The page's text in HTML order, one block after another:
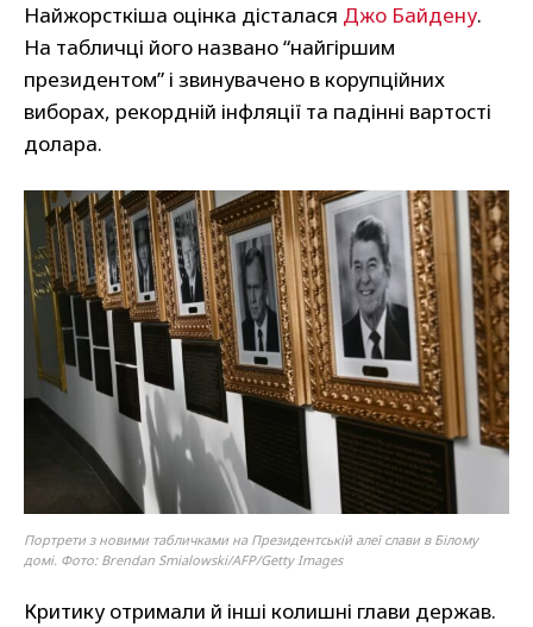
Найжорсткіша оцінка дісталася Джо Байдену.
На табличці його названо “найгіршим
президентом” і звинувачено в корупційних
виборах, рекордній інфляції та падінні вартості
долара.
Портрети з новими табличками на Президентській алеї слави в Білому
домі. Фото: Brendan Smialowski/AFP/Getty Images
Критику отримали й інші колишні глави держав.